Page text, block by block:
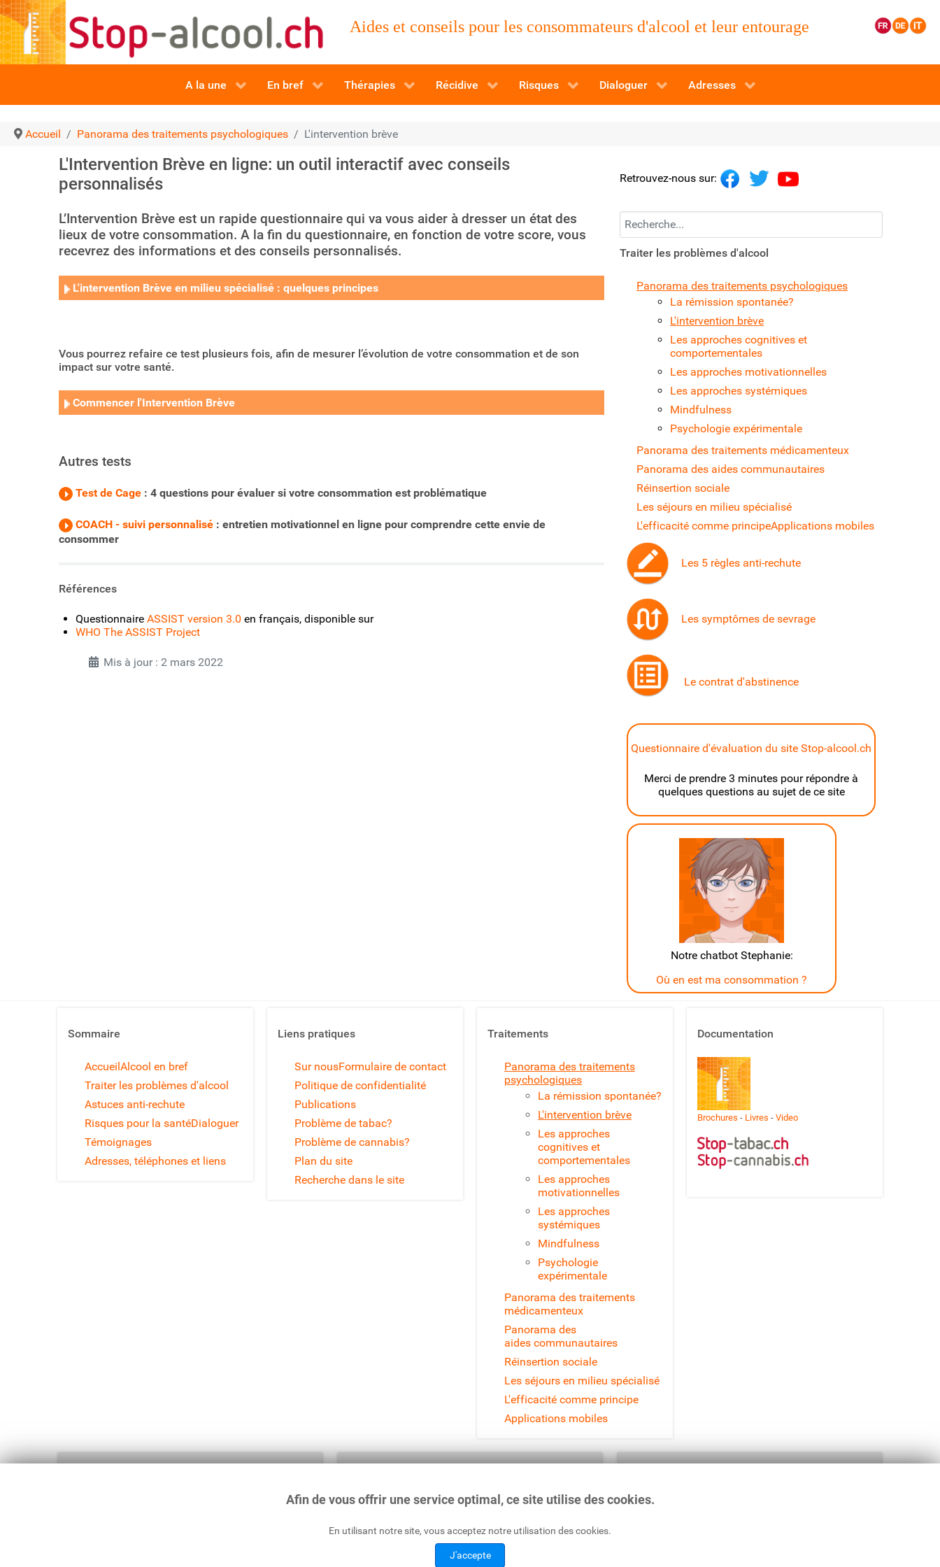
Aides et conseils pour les consommateurs d'alcool et leur entourage
A la une En bref Thérapies Récidive Risques Dialoguer Adresses
Accueil Panorama des traitements psychologiques L'intervention brève
L'Intervention Brève en ligne: un outil interactif avec conseils
personnalisés
L’Intervention Brève est un rapide questionnaire qui va vous aider à dresser un état des
lieux de votre consommation. A la fin du questionnaire, en fonction de votre score, vous
recevrez des informations et des conseils personnalisés.
L'intervention Brève en milieu spécialisé : quelques principes
Vous pourrez refaire ce test plusieurs fois, afin de mesurer l’évolution de votre consommation et de son
impact sur votre santé.
Commencer l'Intervention Brève
Autres tests
Test de Cage : 4 questions pour évaluer si votre consommation est problématique
COACH - suivi personnalisé : entretien motivationnel en ligne pour comprendre cette envie de
consommer
Références
Questionnaire ASSIST version 3.0 en français, disponible sur
WHO The ASSIST Project
Mis à jour : 2 mars 2022
Retrouvez-nous sur:
Recherchez...
Traiter les problèmes d'alcool
Panorama des traitements psychologiques
La rémission spontanée?
L'intervention brève
Les approches cognitives et
comportementales
Les approches motivationnelles
Les approches systémiques
Mindfulness
Psychologie expérimentale
Panorama des traitements médicamenteux
Panorama des aides communautaires
Réinsertion sociale
Les séjours en milieu spécialisé
L'efficacité comme principeApplications mobiles
Les 5 règles anti-rechute
Les symptômes de sevrage
Le contrat d'abstinence
Questionnaire d'évaluation du site Stop-alcool.ch
Merci de prendre 3 minutes pour répondre à
quelques questions au sujet de ce site
Notre chatbot Stephanie:
Où en est ma consommation ?
Sommaire
Accueil Alcool en bref
Traiter les problèmes d'alcool
Astuces anti-rechute
Risques pour la santéDialoguer
Témoignages
Adresses, téléphones et liens
Liens pratiques
Sur nousFormulaire de contact
Politique de confidentialité
Publications
Problème de tabac?
Problème de cannabis?
Plan du site
Recherche dans le site
Traitements
Panorama des traitements
psychologiques
La rémission spontanée?
L'intervention brève
Les approches
cognitives et
comportementales
Les approches
motivationnelles
Les approches
systémiques
Mindfulness
Psychologie
expérimentale
Panorama des traitements
médicamenteux
Panorama des
aides communautaires
Réinsertion sociale
Les séjours en milieu spécialisé
L'efficacité comme principe
Applications mobiles
Documentation
Brochures - Livres - Video
France: 0980 980 930 (coût d'un appel local)
Rue Saint-Pierre 3, Case Postale 6319
Afin de vous offrir une service optimal, ce site utilise des cookies.
En utilisant notre site, vous acceptez notre utilisation des cookies.
J'accepte